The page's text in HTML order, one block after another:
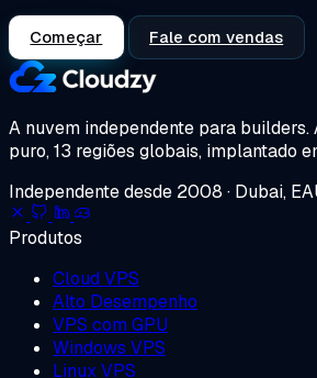
Começar Fale com vendas
A nuvem independente para builders.
puro, 13 regiões globais, implantado
Independente desde 2008 · Dubai,
Produtos
Cloud VPS
Alto Desempenho
VPS com GPU
Windows VPS
Linux VPS